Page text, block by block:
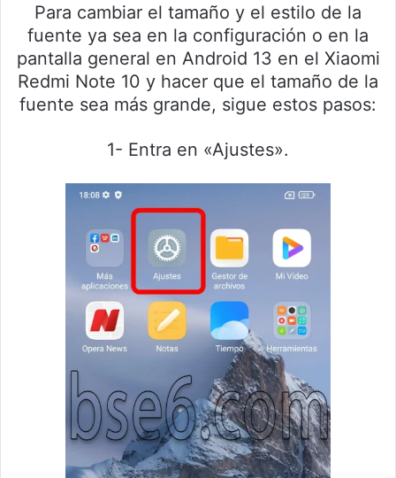
Para cambiar el tamaño y el estilo de la
fuente ya sea en la configuración o en la
pantalla general en Android 13 en el Xiaomi
Redmi Note 10 y hacer que el tamaño de la
fuente sea más grande, sigue estos pasos:
1- Entra en «Ajustes».